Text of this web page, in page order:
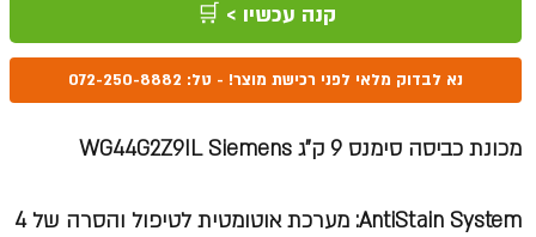
קנה עכשיו > 🛒
נא לבדוק מלאי לפני רכישת מוצר! - טל: 072-250-8882
מכונת כביסה סימנס 9 ק"ג WG44G2Z9IL Siemens
AntiStain System
: מערכת אוטומטית לטיפול והסרה של 4